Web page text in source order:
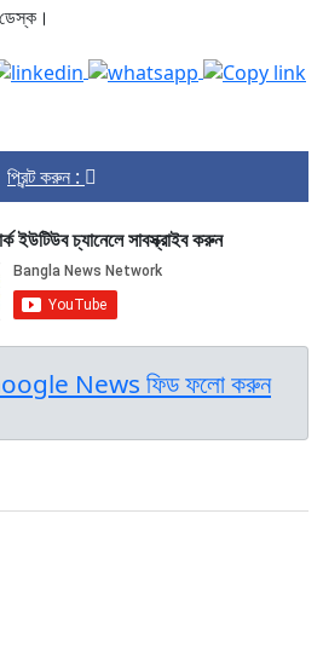
প্রিন্ট করুন :
ইউটিউব চ্যানেলে সাবস্ক্রাইব করুন
Google News ফিড ফলো করুন